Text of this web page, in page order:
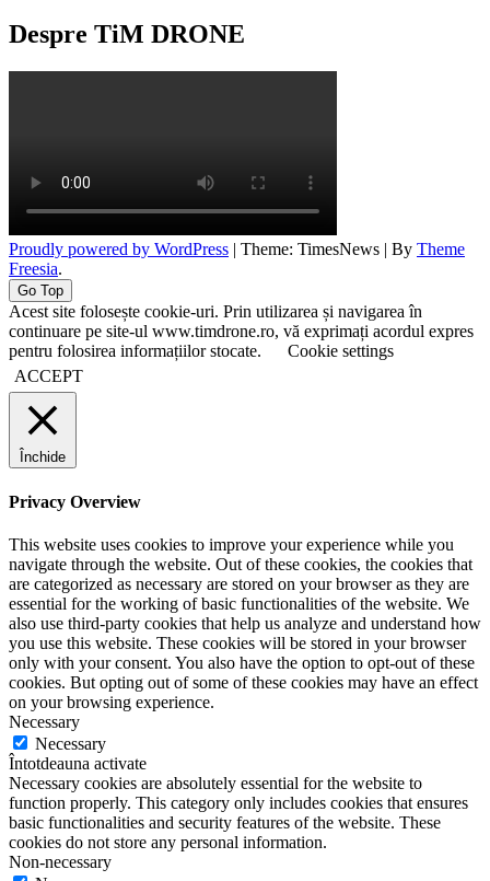
Despre TiM DRONE
Proudly powered by WordPress | Theme: TimesNews | By Theme
Freesia.
Go Top
Acest site folosește cookie-uri. Prin utilizarea și navigarea în
continuare pe site-ul www.timdrone.ro, vă exprimați acordul expres
pentru folosirea informațiilor stocate.
Cookie settings
ACCEPT
Închide
Privacy Overview
This website uses cookies to improve your experience while you
navigate through the website. Out of these cookies, the cookies that
are categorized as necessary are stored on your browser as they are
essential for the working of basic functionalities of the website. We
also use third-party cookies that help us analyze and understand how
you use this website. These cookies will be stored in your browser
only with your consent. You also have the option to opt-out of these
cookies. But opting out of some of these cookies may have an effect
on your browsing experience.
Necessary
Necessary
Întotdeauna activate
Necessary cookies are absolutely essential for the website to
function properly. This category only includes cookies that ensures
basic functionalities and security features of the website. These
cookies do not store any personal information.
Non-necessary